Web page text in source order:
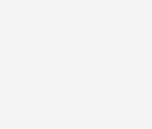
MAXTRA+ –